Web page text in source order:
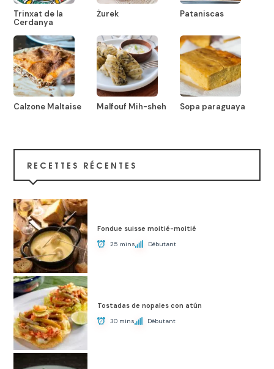
Trinxat de la
Cerdanya
Żurek Pataniscas
Calzone Maltaise Malfouf Mih-sheh Sopa paraguaya
RECETTES RÉCENTES
Fondue suisse moitié-moitié
25 mins Débutant
Tostadas de nopales con atún
30 mins Débutant